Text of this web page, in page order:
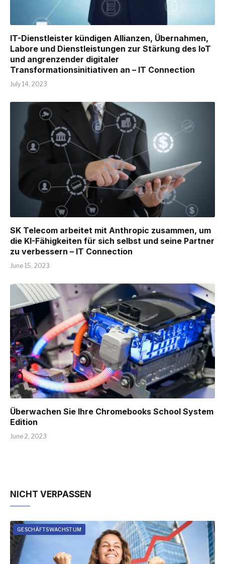
IT-Dienstleister kündigen Allianzen, Übernahmen,
Labore und Dienstleistungen zur Stärkung des IoT
und angrenzender digitaler
Transformationsinitiativen an – IT Connection
July 14, 2023
SK Telecom arbeitet mit Anthropic zusammen, um
die KI-Fähigkeiten für sich selbst und seine Partner
zu verbessern – IT Connection
June 15, 2023
Überwachen Sie Ihre Chromebooks School System
Edition
June 2, 2023
NICHT VERPASSEN
GESCHÄFTSWACHSTUM